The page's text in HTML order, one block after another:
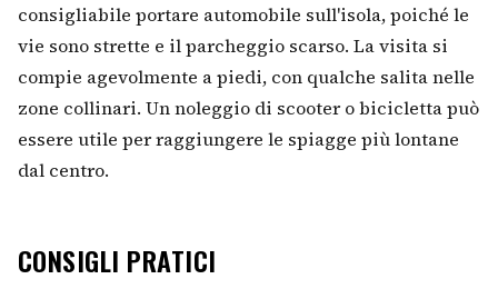
consigliabile portare automobile sull'isola, poiché le
vie sono strette e il parcheggio scarso. La visita si
compie agevolmente a piedi, con qualche salita nelle
zone collinari. Un noleggio di scooter o bicicletta può
essere utile per raggiungere le spiagge più lontane
dal centro.
CONSIGLI PRATICI